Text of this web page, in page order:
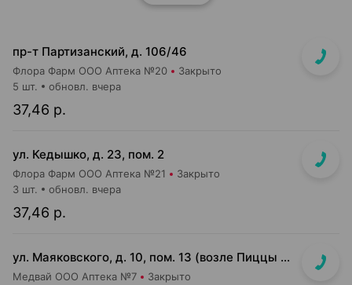
пр-т Партизанский, д. 106/46
Флора Фарм ООО Аптека №20 Закрыто
37,46 р.
5 шт. обновл. вчера
ул. Кедышко, д. 23, пом. 2
Флора Фарм ООО Аптека №21 Закрыто
37,46 р.
3 шт. обновл. вчера
ул. Маяковского, д. 10, пом. 13 (возле Пиццы Мании)
Медвай ООО Аптека №7 Закрыто